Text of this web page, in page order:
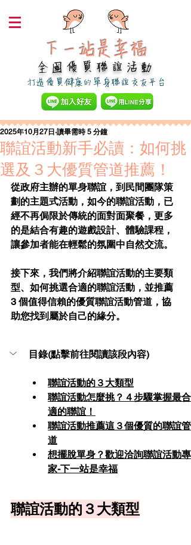
下一站是幸福​
全國優質聯誼活動
​打造優質健康的單身聯誼交友平台
聯誼活動新手必讀：如何挑
選及３大優質管道推薦！
2025年10月27日 讀畢需時 5 分鐘
從政府主辦的單身聯誼，到民間團隊策
劃的主題式活動，如今的聯誼活動，已
經不再侷限於傳統的面對面聚餐，更多
的是結合有趣的遊戲設計、體驗課程，
讓參加者能在輕鬆的氛圍中自然交流。
接下來，我們將介紹聯誼活動的主要類
型、如何挑選合適的聯誼活動，並推薦
3 個值得信賴的優質聯誼活動管道，協
助您找到屬於自己的緣分。
目錄(點擊前往閱讀該段內容)
聯誼活動的３大類型
聯誼活動怎麼挑？４步驟掌握最合
適的聯誼！
聯誼活動推薦這３個優質的聯誼管
道
想擺脫單身？歡迎洽詢聯誼活動專
家-下一站是幸福
聯誼活動的３大類型